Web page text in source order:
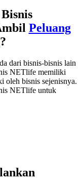
Peluang
?
dari bisnis-bisnis lain
NETlife memiliki
oleh bisnis sejenisnya.
NETlife untuk